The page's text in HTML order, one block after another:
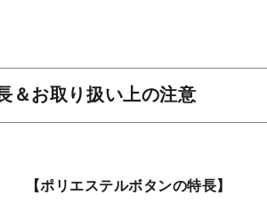
＆お取り扱い上の注意
【ポリエステルボタンの特長】